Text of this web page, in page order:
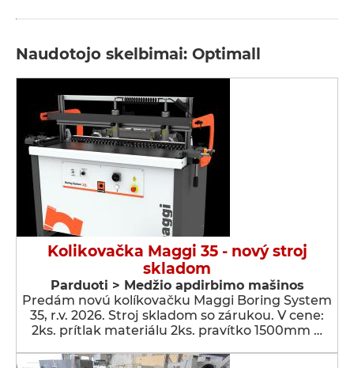
Naudotojo skelbimai: Optimall
Kolikovačka Maggi 35 - nový stroj
skladom
Parduoti > Medžio apdirbimo mašinos
Predám novú kolíkovačku Maggi Boring System
35, r.v. 2026. Stroj skladom so zárukou. V cene:
2ks. prítlak materiálu 2ks. pravítko 1500mm …